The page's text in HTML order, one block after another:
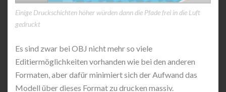
Einige Druckschichten höher würden dann die Pfade frei in die Luft
gedruckt
Es sind zwar bei OBJ nicht mehr so viele
Editiermöglichkeiten vorhanden wie bei den anderen
Formaten, aber dafür minimiert sich der Aufwand das
Modell über dieses Format zu drucken massiv.